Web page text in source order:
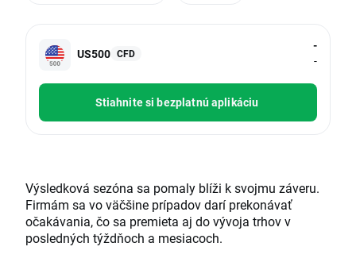
US500 CFD
-
-
Stiahnite si bezplatnú aplikáciu
Výsledková sezóna sa pomaly blíži k svojmu záveru.
Firmám sa vo väčšine prípadov darí prekonávať
očakávania, čo sa premieta aj do vývoja trhov v
posledných týždňoch a mesiacoch.